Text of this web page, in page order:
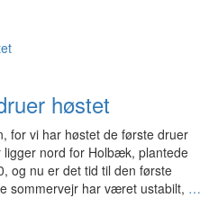
høstet
for vi har høstet de første druer
ligger nord for Holbæk, plantede
og nu er det tid til den første
sommervejr har været ustabilt, …